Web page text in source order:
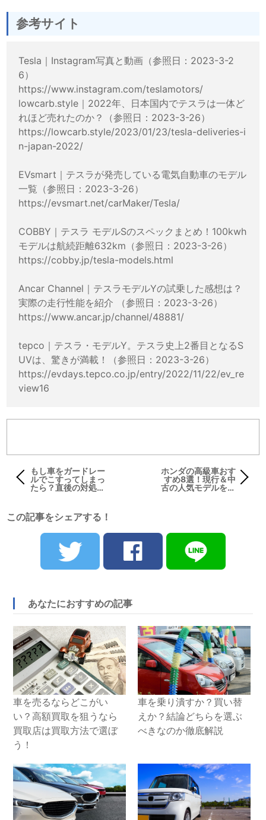
参考サイト
Tesla｜Instagram写真と動画（参照日：2023-3-2
6）
https://www.instagram.com/teslamotors/
lowcarb.style｜2022年、日本国内でテスラは一体ど
れほど売れたのか？（参照日：2023-3-26）
https://lowcarb.style/2023/01/23/tesla-deliveries-i
n-japan-2022/
EVsmart｜テスラが発売している電気自動車のモデル
一覧（参照日：2023-3-26）
https://evsmart.net/carMaker/Tesla/
COBBY｜テスラ モデルSのスペックまとめ！100kwh
モデルは航続距離632km（参照日：2023-3-26）
https://cobby.jp/tesla-models.html
Ancar Channel｜テスラモデルYの試乗した感想は？
実際の走行性能を紹介 （参照日：2023-3-26）
https://www.ancar.jp/channel/48881/
tepco｜テスラ・モデルY。テスラ史上2番目となるS
UVは、驚きが満載！（参照日：2023-3-26）
https://evdays.tepco.co.jp/entry/2022/11/22/ev_re
view16
もし車をガードレー
ルでこすってしまっ
たら？直後の対処方
ホンダの高級車おす
すめ8選！現行＆中
古の人気モデルを紹
この記事をシェアする！
あなたにおすすめの記事
車を売るならどこがい
い？高額買取を狙うなら
買取店は買取方法で選ぼ
う！
車を乗り潰すか？買い替
えか？結論どちらを選ぶ
べきなのか徹底解説